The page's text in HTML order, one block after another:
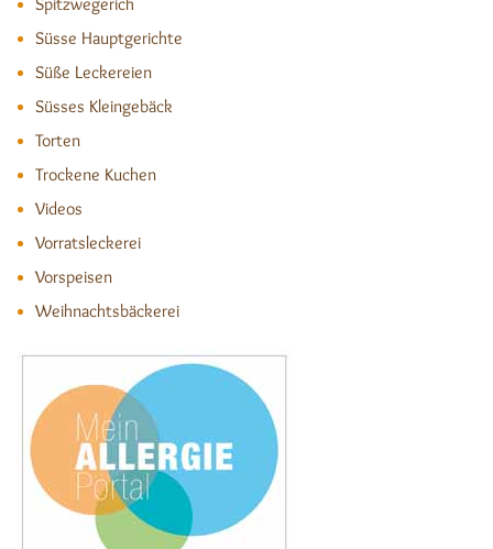
Süsse Hauptgerichte
Süße Leckereien
Süsses Kleingebäck
Torten
Trockene Kuchen
Videos
Vorratsleckerei
Vorspeisen
Weihnachtsbäckerei